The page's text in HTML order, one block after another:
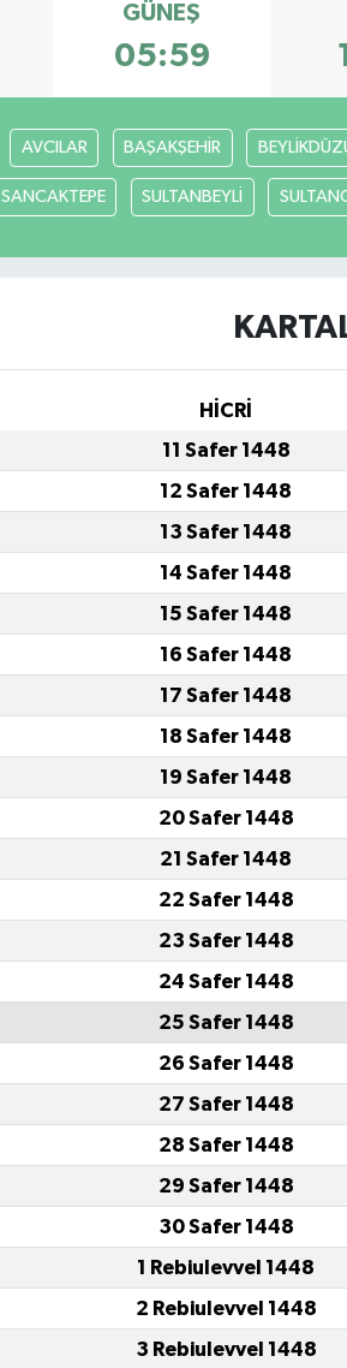
GÜNEŞ
05:59
AVCILAR BAŞAKŞEHİR
SANCAKTEPE SULTANBEYLİ
HİCRİ
11 Safer 1448
12 Safer 1448
13 Safer 1448
14 Safer 1448
15 Safer 1448
16 Safer 1448
17 Safer 1448
18 Safer 1448
19 Safer 1448
20 Safer 1448
21 Safer 1448
22 Safer 1448
23 Safer 1448
24 Safer 1448
25 Safer 1448
26 Safer 1448
27 Safer 1448
28 Safer 1448
29 Safer 1448
30 Safer 1448
1 Rebiulevvel 1448
2 Rebiulevvel 1448
3 Rebiulevvel 1448